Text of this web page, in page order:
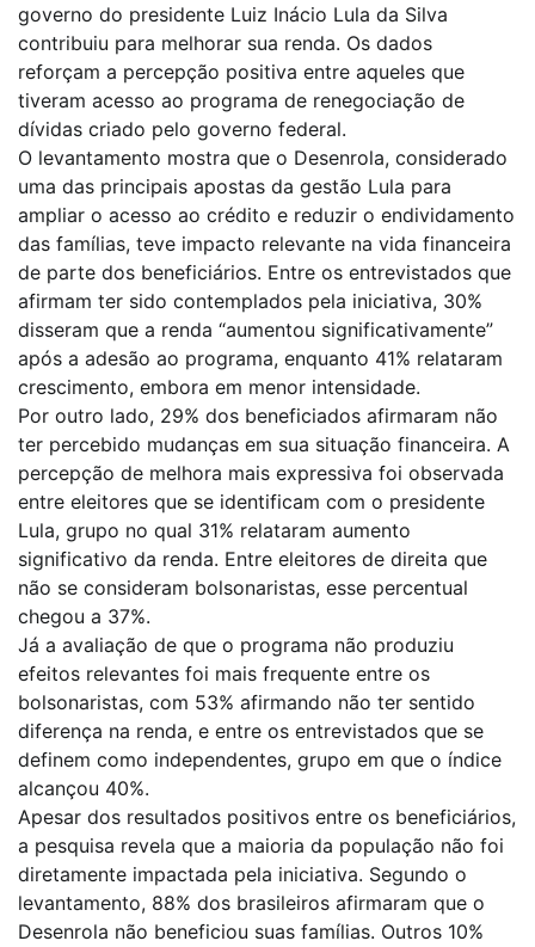
governo do presidente Luiz Inácio Lula da Silva
contribuiu para melhorar sua renda. Os dados
reforçam a percepção positiva entre aqueles que
tiveram acesso ao programa de renegociação de
dívidas criado pelo governo federal.
O levantamento mostra que o Desenrola, considerado
uma das principais apostas da gestão Lula para
ampliar o acesso ao crédito e reduzir o endividamento
das famílias, teve impacto relevante na vida financeira
de parte dos beneficiários. Entre os entrevistados que
afirmam ter sido contemplados pela iniciativa, 30%
disseram que a renda “aumentou significativamente”
após a adesão ao programa, enquanto 41% relataram
crescimento, embora em menor intensidade.
Por outro lado, 29% dos beneficiados afirmaram não
ter percebido mudanças em sua situação financeira. A
percepção de melhora mais expressiva foi observada
entre eleitores que se identificam com o presidente
Lula, grupo no qual 31% relataram aumento
significativo da renda. Entre eleitores de direita que
não se consideram bolsonaristas, esse percentual
chegou a 37%.
Já a avaliação de que o programa não produziu
efeitos relevantes foi mais frequente entre os
bolsonaristas, com 53% afirmando não ter sentido
diferença na renda, e entre os entrevistados que se
definem como independentes, grupo em que o índice
alcançou 40%.
Apesar dos resultados positivos entre os beneficiários,
a pesquisa revela que a maioria da população não foi
diretamente impactada pela iniciativa. Segundo o
levantamento, 88% dos brasileiros afirmaram que o
Desenrola não beneficiou suas famílias. Outros 10%